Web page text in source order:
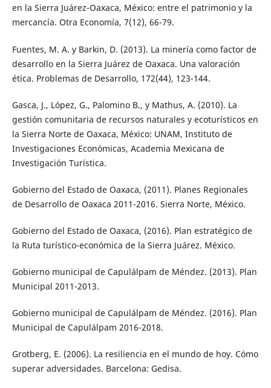
en la Sierra Juárez-Oaxaca, México: entre el patrimonio y la
mercancía. Otra Economía, 7(12), 66-79.
Fuentes, M. A. y Barkin, D. (2013). La minería como factor de
desarrollo en la Sierra Juárez de Oaxaca. Una valoración
ética. Problemas de Desarrollo, 172(44), 123-144.
Gasca, J., López, G., Palomino B., y Mathus, A. (2010). La
gestión comunitaria de recursos naturales y ecoturísticos en
la Sierra Norte de Oaxaca, México: UNAM, Instituto de
Investigaciones Económicas, Academia Mexicana de
Investigación Turística.
Gobierno del Estado de Oaxaca, (2011). Planes Regionales
de Desarrollo de Oaxaca 2011-2016. Sierra Norte, México.
Gobierno del Estado de Oaxaca, (2016). Plan estratégico de
la Ruta turístico-económica de la Sierra Juárez. México.
Gobierno municipal de Capulálpam de Méndez. (2013). Plan
Municipal 2011-2013.
Gobierno municipal de Capulálpam de Méndez. (2016). Plan
Municipal de Capulálpam 2016-2018.
Grotberg, E. (2006). La resiliencia en el mundo de hoy. Cómo
superar adversidades. Barcelona: Gedisa.